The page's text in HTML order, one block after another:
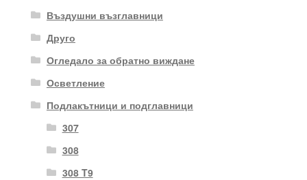
Въздушни възглавници
Друго
Огледало за обратно виждане
Осветление
Подлакътници и подглавници
307
308
308 T9